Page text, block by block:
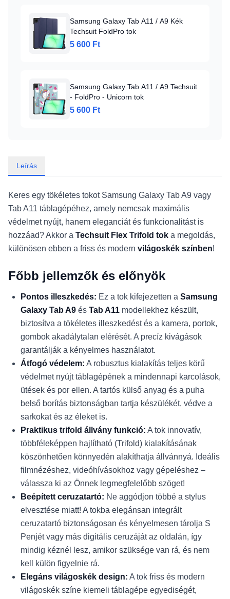
Samsung Galaxy Tab A11 / A9 Kék
Techsuit FoldPro tok
5 600 Ft
Samsung Galaxy Tab A11 / A9 Techsuit
- FoldPro - Unicorn tok
5 600 Ft
Leírás
Keres egy tökéletes tokot Samsung Galaxy Tab A9 vagy
Tab A11 táblagépéhez, amely nemcsak maximális
védelmet nyújt, hanem eleganciát és funkcionalitást is
hozzáad? Akkor a Techsuit Flex Trifold tok a megoldás,
különösen ebben a friss és modern világoskék színben!
Főbb jellemzők és előnyök
Pontos illeszkedés: Ez a tok kifejezetten a Samsung
Galaxy Tab A9 és Tab A11 modellekhez készült,
biztosítva a tökéletes illeszkedést és a kamera, portok,
gombok akadálytalan elérését. A precíz kivágások
garantálják a kényelmes használatot.
Átfogó védelem: A robusztus kialakítás teljes körű
védelmet nyújt táblagépének a mindennapi karcolások,
ütések és por ellen. A tartós külső anyag és a puha
belső borítás biztonságban tartja készülékét, védve a
sarkokat és az éleket is.
Praktikus trifold állvány funkció: A tok innovatív,
többféleképpen hajlítható (Trifold) kialakításának
köszönhetően könnyedén alakíthatja állvánnyá. Ideális
filmnézéshez, videóhívásokhoz vagy gépeléshez –
válassza ki az Önnek legmegfelelőbb szöget!
Beépített ceruzatartó: Ne aggódjon többé a stylus
elvesztése miatt! A tokba elegánsan integrált
ceruzatartó biztonságosan és kényelmesen tárolja S
Penjét vagy más digitális ceruzáját az oldalán, így
mindig kéznél lesz, amikor szüksége van rá, és nem
kell külön figyelnie rá.
Elegáns világoskék design: A tok friss és modern
világoskék színe kiemeli táblagépe egyediségét,